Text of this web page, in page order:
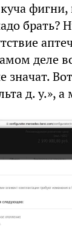
фигни,
брать?
деле
значат.
д. у.», а